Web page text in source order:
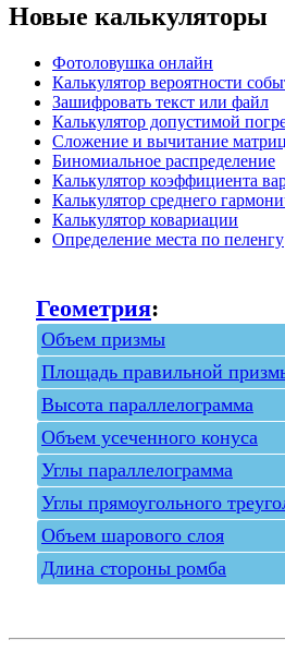
Новые калькуляторы
Фотоловушка онлайн
Калькулятор вероятности
Зашифровать текст или файл
Калькулятор допустимой
Сложение и вычитание матриц
Биномиальное распределение
Калькулятор коэффициента
Калькулятор среднего
Калькулятор ковариации
Определение места по пеленгу
Геометрия:
Объем призмы
Площадь правильной
Высота параллелограмма
Объем усеченного конуса
Углы параллелограмма
Углы прямоугольного
Объем шарового слоя
Длина стороны ромба